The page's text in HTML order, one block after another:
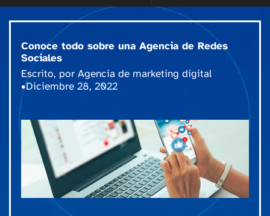
Conoce todo sobre una Agencia de Redes
Sociales
Escrito, porAgencia de marketing digital
•diciembre 28, 2022